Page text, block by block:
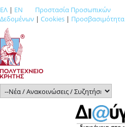
ΕΛ | EN
Προστασία Προσωπικών
Δεδομένων | Cookies | Προσβασιμότητα